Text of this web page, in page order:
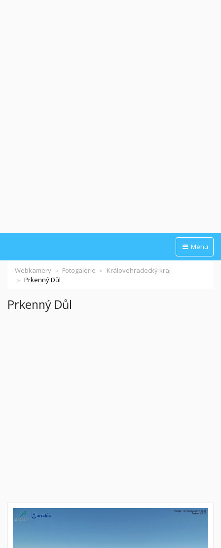
Menu
Webkamery Fotogalerie
Královehradecký kraj
Prkenný Důl
Prkenný Důl